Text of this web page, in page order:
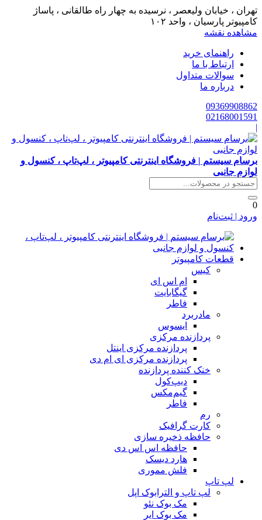
تهران ، خیابان ولیعصر ، نرسیده به چهار راه طالقانی ، پاساژ
کامپیوتر پارسیان ، واحد ۱۰۲
مشاهده نقشه
راهنمای خرید
ارتباط با ما
سوالات متداول
درباره ما
09369908862
02168001591
|
برسام سیستم | فروشگاه اینترنتی کامپیوتر ، لپ‌تاپ ، کنسول و
لوازم جانبی
0
ورود | ثبت‌نام
قطعات کامپیوتر
کیس
ام اس ای
گیگابایت
فاطر
مادربرد
ایسوس
پردازنده مرکزی
پردازنده مرکزی اینتل
پردازنده مرکزی ای ام دی
خنک کننده پردازنده
دیپ‌کول
گیم‌مکس
فاطر
رم
کارت گرافیک
حافظه ذخیره سازی
حافظه اس اس دی
هارد دیسک
فلش مموری
لپ تاپ
لپ تاپ و الترابوک اپل
مک بوک نئو
مک بوک ایر